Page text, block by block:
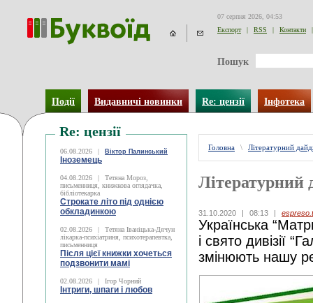
07 серпня 2026, 04:53
Експорт
| RSS | Контакти |
Пошук
Події Видавничі новинки Re: цензії Інфотека
Re: цензії
06.08.2026 | Віктор Палинський
Іноземець
04.08.2026 |
Тетяна Мороз,
письменниця, книжкова оглядачка,
бібліотекарка
Строкате літо під однією
обкладинкою
02.08.2026 |
Тетяна Іваніцька-Дячун
лікарка-психіатриня, психотерапевтка,
письменниця
Після цієї книжки хочеться
подзвонити мамі
02.08.2026 | Ігор Чорний
Інтриги, шпаги і любов
Головна \ Літературний
Літературний
31.10.2020 | 08:13 |
Українська
і свято дивізії
змінюють нашу